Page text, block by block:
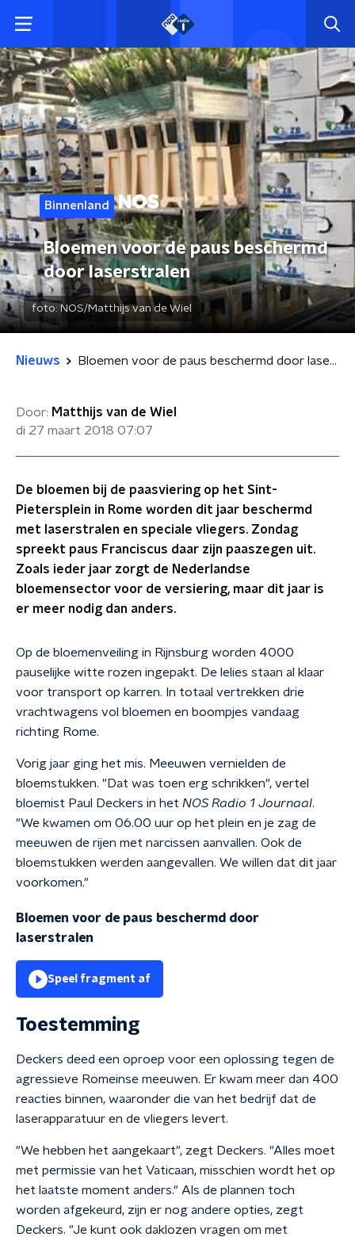
Binnenland
Bloemen voor de paus beschermd
door laserstralen
foto: NOS/Matthijs van de Wiel
Nieuws Bloemen voor de paus beschermd door laserstralen
Door: Matthijs van de Wiel
di 27 maart 2018 07:07
De bloemen bij de paasviering op het Sint-
Pietersplein in Rome worden dit jaar beschermd
met laserstralen en speciale vliegers. Zondag
spreekt paus Franciscus daar zijn paaszegen uit.
Zoals ieder jaar zorgt de Nederlandse
bloemensector voor de versiering, maar dit jaar is
er meer nodig dan anders.
Op de bloemenveiling in Rijnsburg worden 4000
pauselijke witte rozen ingepakt. De lelies staan al klaar
voor transport op karren. In totaal vertrekken drie
vrachtwagens vol bloemen en boompjes vandaag
richting Rome.
Vorig jaar ging het mis. Meeuwen vernielden de
bloemstukken. "Dat was toen erg schrikken", vertel
bloemist Paul Deckers in het NOS Radio 1 Journaal.
"We kwamen om 06.00 uur op het plein en je zag de
meeuwen de rijen met narcissen aanvallen. Ook de
bloemstukken werden aangevallen. We willen dat dit jaar
voorkomen."
Bloemen voor de paus beschermd door
laserstralen
Speel fragment af
Toestemming
Deckers deed een oproep voor een oplossing tegen de
agressieve Romeinse meeuwen. Er kwam meer dan 400
reacties binnen, waaronder die van het bedrijf dat de
laserapparatuur en de vliegers levert.
"We hebben het aangekaart", zegt Deckers. "Alles moet
met permissie van het Vaticaan, misschien wordt het op
het laatste moment anders." Als de plannen toch
worden afgekeurd, zijn er nog andere opties, zegt
Deckers. "Je kunt ook daklozen vragen om met